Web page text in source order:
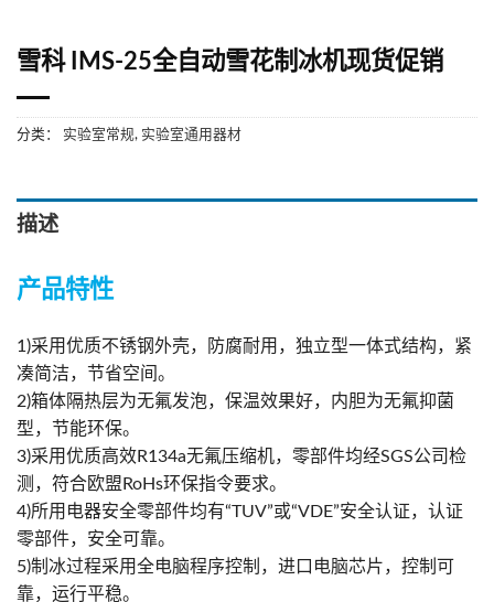
雪科 IMS-25全自动雪花制冰机现货促销
分类： 实验室常规, 实验室通用器材
描述
产品特性
1)采用优质不锈钢外壳，防腐耐用，独立型一体式结构，紧
凑简洁，节省空间。
2)箱体隔热层为无氟发泡，保温效果好，内胆为无氟抑菌
型，节能环保。
3)采用优质高效R134a无氟压缩机，零部件均经SGS公司检
测，符合欧盟RoHs环保指令要求。
4)所用电器安全零部件均有“TUV”或“VDE”安全认证，认证
零部件，安全可靠。
5)制冰过程采用全电脑程序控制，进口电脑芯片，控制可
靠，运行平稳。